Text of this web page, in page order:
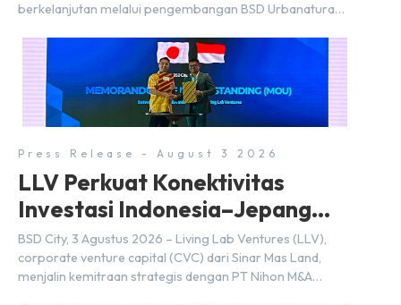
berkelanjutan melalui pengembangan BSD Urbanatura
dengan jalur sungai sepanjang 1,5 km yang dikelilingi
lanskap tropis rimbun di BSD City yang sebelumnya
dikenal sebagai Green Pathway. Transformasi ini
merupakan bagian dari upaya perusahaan untuk […]
Press Release - August 3 2026
LLV Perkuat Konektivitas
Investasi Indonesia–Jepang
(FDI) pada 2025
BSD City, 3 Agustus 2026 – Living Lab Ventures (LLV),
corporate venture capital (CVC) dari Sinar Mas Land,
menjalin kemitraan strategis dengan PT Nihon M&A